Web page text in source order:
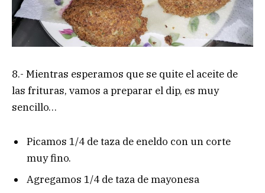
8.- Mientras esperamos que se quite el aceite de
las frituras, vamos a preparar el dip, es muy
sencillo…
Picamos 1/4 de taza de eneldo con un corte
muy fino.
Agregamos 1/4 de taza de mayonesa